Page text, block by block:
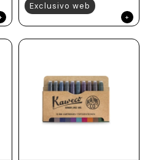
Exclusivo web